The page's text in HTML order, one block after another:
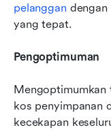
pelanggan dengan
yang tepat.
Pengoptimuman
Mengoptimumkan
kos penyimpanan
kecekapan